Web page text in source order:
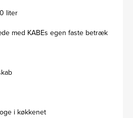
liter
med KABEs egen faste betræk
i køkkenet